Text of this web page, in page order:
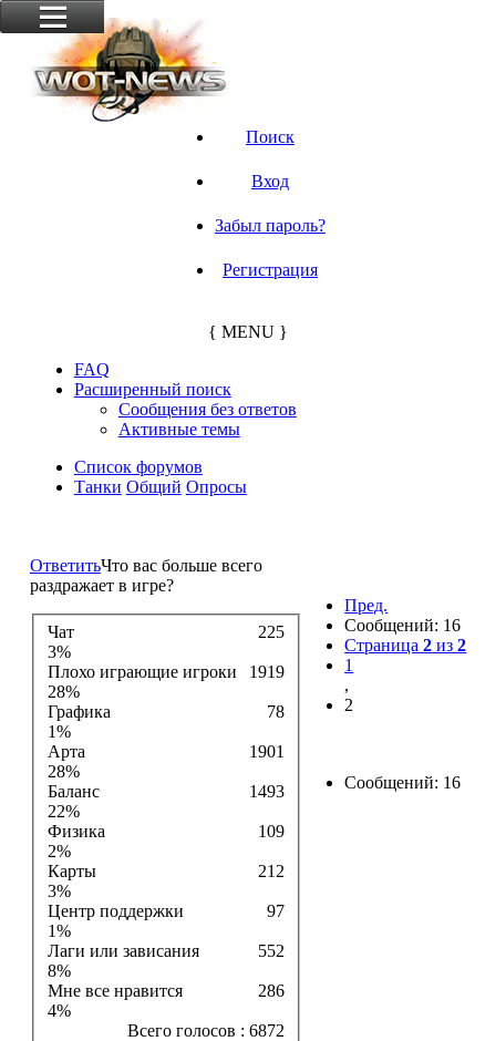
Поиск
Вход
Забыл пароль?
Регистрация
{ MENU }
FAQ
Расширенный поиск
Сообщения без ответов
Активные темы
Список форумов
Танки Общий Опросы
Пред.
Сообщений: 16
Страница2 из2
1
,
2
Сообщений: 16
ОтветитьЧто вас больше всего
раздражает в игре?
Чат
225
3%
Плохо играющие игроки
1919
28%
Графика
78
1%
Арта
1901
28%
Баланс
1493
22%
Физика
109
2%
Карты
212
3%
Центр поддержки
97
1%
Лаги или зависания
552
8%
Мне все нравится
286
4%
Всего голосов : 6872